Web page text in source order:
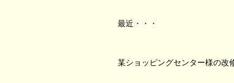
最近・・・
某ショッピングセンター様の改